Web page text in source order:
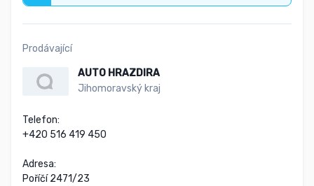
Prodávající
AUTO HRAZDIRA
Jihomoravský kraj
Telefon:
+420 516 419 450
Adresa:
Poříčí 2471/23